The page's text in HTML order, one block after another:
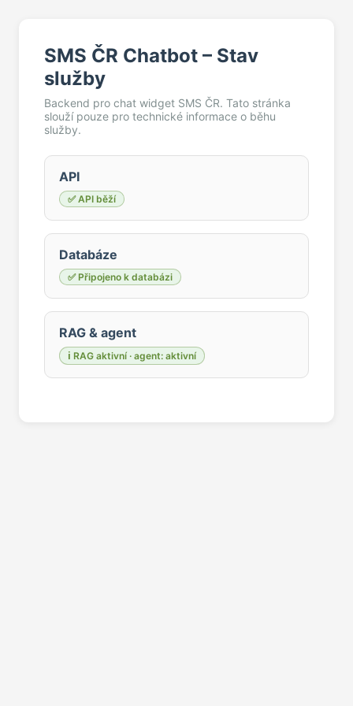
SMS ČR Chatbot – Stav
služby
Backend pro chat widget SMS ČR. Tato stránka
slouží pouze pro technické informace o běhu
služby.
API
✅ API běží
Databáze
✅ Připojeno k databázi
RAG & agent
ℹ️ RAG aktivní · agent: aktivní